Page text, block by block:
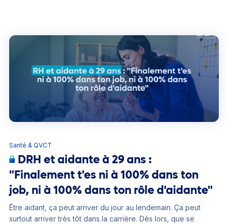
Santé & QVCT
DRH et aidante à 29 ans :
"Finalement t'es ni à 100% dans ton
job, ni à 100% dans ton rôle d'aidante"
Être aidant, ça peut arriver du jour au lendemain. Ça peut
surtout arriver très tôt dans la carrière. Dès lors, que se